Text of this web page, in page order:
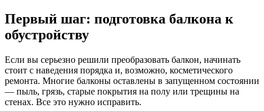
Первый шаг: подготовка балкона к
обустройству
Если вы серьезно решили преобразовать балкон, начинать
стоит с наведения порядка и, возможно, косметического
ремонта. Многие балконы оставлены в запущенном состоянии
— пыль, грязь, старые покрытия на полу или трещины на
стенах. Все это нужно исправить.